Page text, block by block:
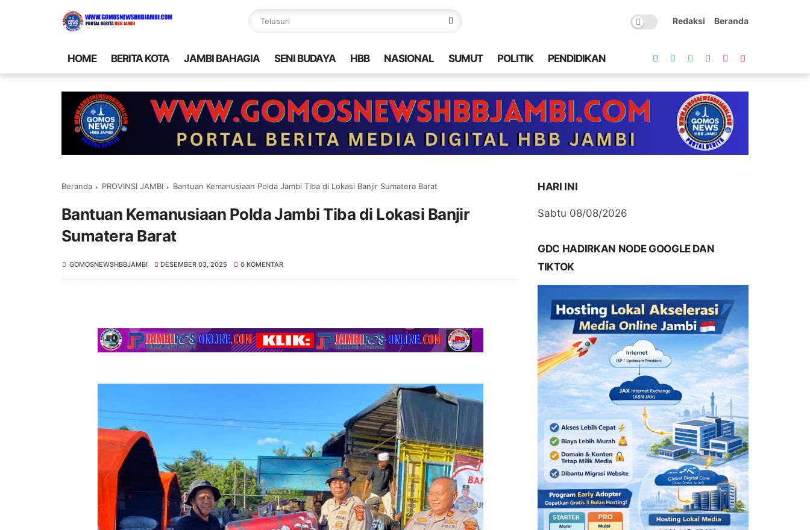
Redaksi Beranda
HOME BERITA KOTA JAMBI BAHAGIA SENI BUDAYA HBB NASIONAL SUMUT POLITIK PENDIDIKAN
Beranda PROVINSI JAMBI Bantuan Kemanusiaan Polda Jambi Tiba di Lokasi Banjir Sumatera Barat
Bantuan Kemanusiaan Polda Jambi Tiba di Lokasi Banjir
Sumatera Barat
GOMOSNEWSHBBJAMBI DESEMBER 03, 2025 0 KOMENTAR
HARI INI
Sabtu 08/08/2026
GDC HADIRKAN NODE GOOGLE DAN
TIKTOK